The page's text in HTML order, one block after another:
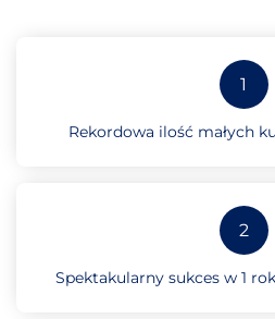
1
Rekordowa ilość małych
2
Spektakularny sukces w 1